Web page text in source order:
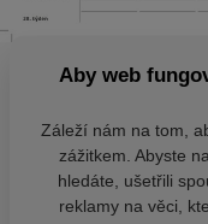
Aby web
Záleží nám na tom,
zážitkem. Abyste
hledáte, ušetřili
reklamy na věci,